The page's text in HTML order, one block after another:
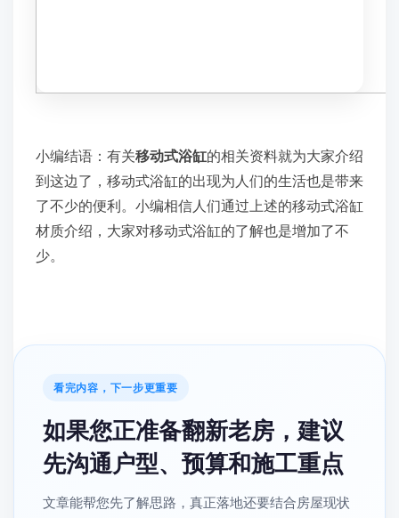
小编结语：有关移动式浴缸的相关资料就为大家介绍
到这边了，移动式浴缸的出现为人们的生活也是带来
了不少的便利。小编相信人们通过上述的移动式浴缸
材质介绍，大家对移动式浴缸的了解也是增加了不
少。
看完内容，下一步更重要
如果您正准备翻新老房，建议
先沟通户型、预算和施工重点
文章能帮您先了解思路，真正落地还要结合房屋现状